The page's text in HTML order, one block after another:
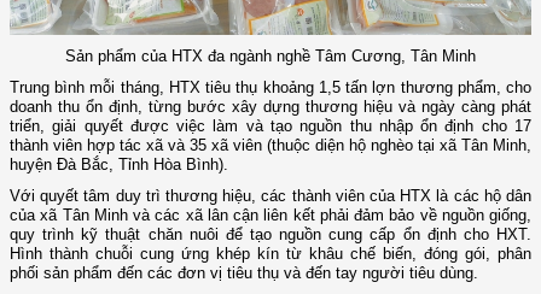
Sản phẩm của HTX đa ngành nghề Tâm Cương, Tân Minh
Trung bình mỗi tháng, HTX tiêu thụ khoảng 1,5 tấn lợn thương phẩm, cho
doanh thu ổn định, từng bước xây dựng thương hiệu và ngày càng phát
triển, giải quyết được việc làm và tạo nguồn thu nhập ổn định cho 17
thành viên hợp tác xã và 35 xã viên (thuộc diện hộ nghèo tại xã Tân Minh,
huyện Đà Bắc, Tỉnh Hòa Bình).
Với quyết tâm duy trì thương hiệu, các thành viên của HTX là các hộ dân
của xã Tân Minh và các xã lân cận liên kết phải đảm bảo về nguồn giống,
quy trình kỹ thuật chăn nuôi để tạo nguồn cung cấp ổn định cho HXT.
Hình thành chuỗi cung ứng khép kín từ khâu chế biến, đóng gói, phân
phối sản phẩm đến các đơn vị tiêu thụ và đến tay người tiêu dùng.